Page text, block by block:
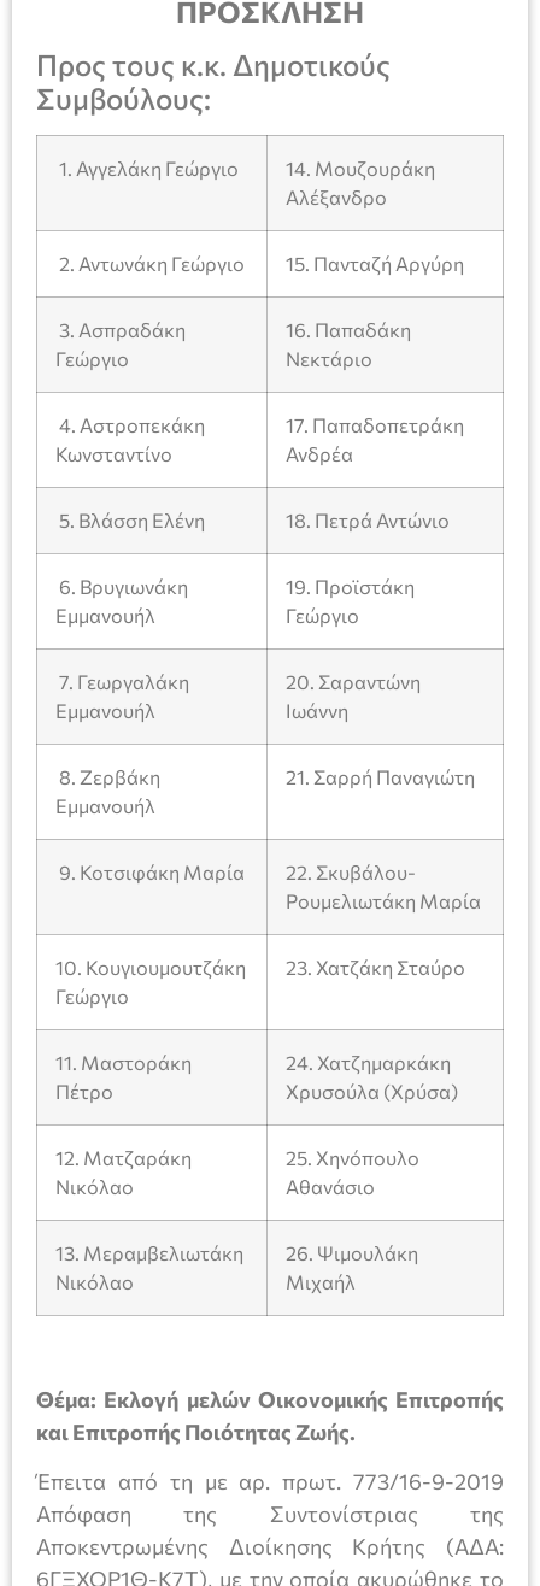
ΠΡΟΣΚΛΗΣΗ
Προς τους κ.κ. Δημοτικούς
Συμβούλους:
1. Αγγελάκη Γεώργιο
14. Μουζουράκη
Αλέξανδρο
2. Αντωνάκη Γεώργιο 15. Πανταζή Αργύρη
3. Ασπραδάκη
Γεώργιο
16. Παπαδάκη
Νεκτάριο
4. Αστροπεκάκη
Κωνσταντίνο
17. Παπαδοπετράκη
Ανδρέα
5. Βλάσση Ελένη 18. Πετρά Αντώνιο
6. Βρυγιωνάκη
Εμμανουήλ
19. Προϊστάκη
Γεώργιο
7. Γεωργαλάκη
Εμμανουήλ
20. Σαραντώνη
Ιωάννη
8. Ζερβάκη
Εμμανουήλ
21. Σαρρή Παναγιώτη
9. Κοτσιφάκη Μαρία
22. Σκυβάλου-
Ρουμελιωτάκη Μαρία
10. Κουγιουμουτζάκη
Γεώργιο
23. Χατζάκη Σταύρο
11. Μαστοράκη
Πέτρο
24. Χατζημαρκάκη
Χρυσούλα (Χρύσα)
12. Ματζαράκη
Νικόλαο
25. Χηνόπουλο
Αθανάσιο
13. Μεραμβελιωτάκη
Νικόλαο
26. Ψιμουλάκη
Μιχαήλ
Θέμα: Εκλογή μελών Οικονομικής Επιτροπής
και Επιτροπής Ποιότητας Ζωής.
Έπειτα από τη με αρ. πρωτ. 773/16-9-2019
Απόφαση της Συντονίστριας της
Αποκεντρωμένης Διοίκησης Κρήτης (ΑΔΑ:
6ΓΞΧΟΡ1Θ-Κ7Τ), με την οποία ακυρώθηκε το